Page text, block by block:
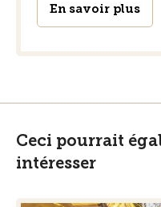
En savoir plus
Ceci pourrait
intéresser